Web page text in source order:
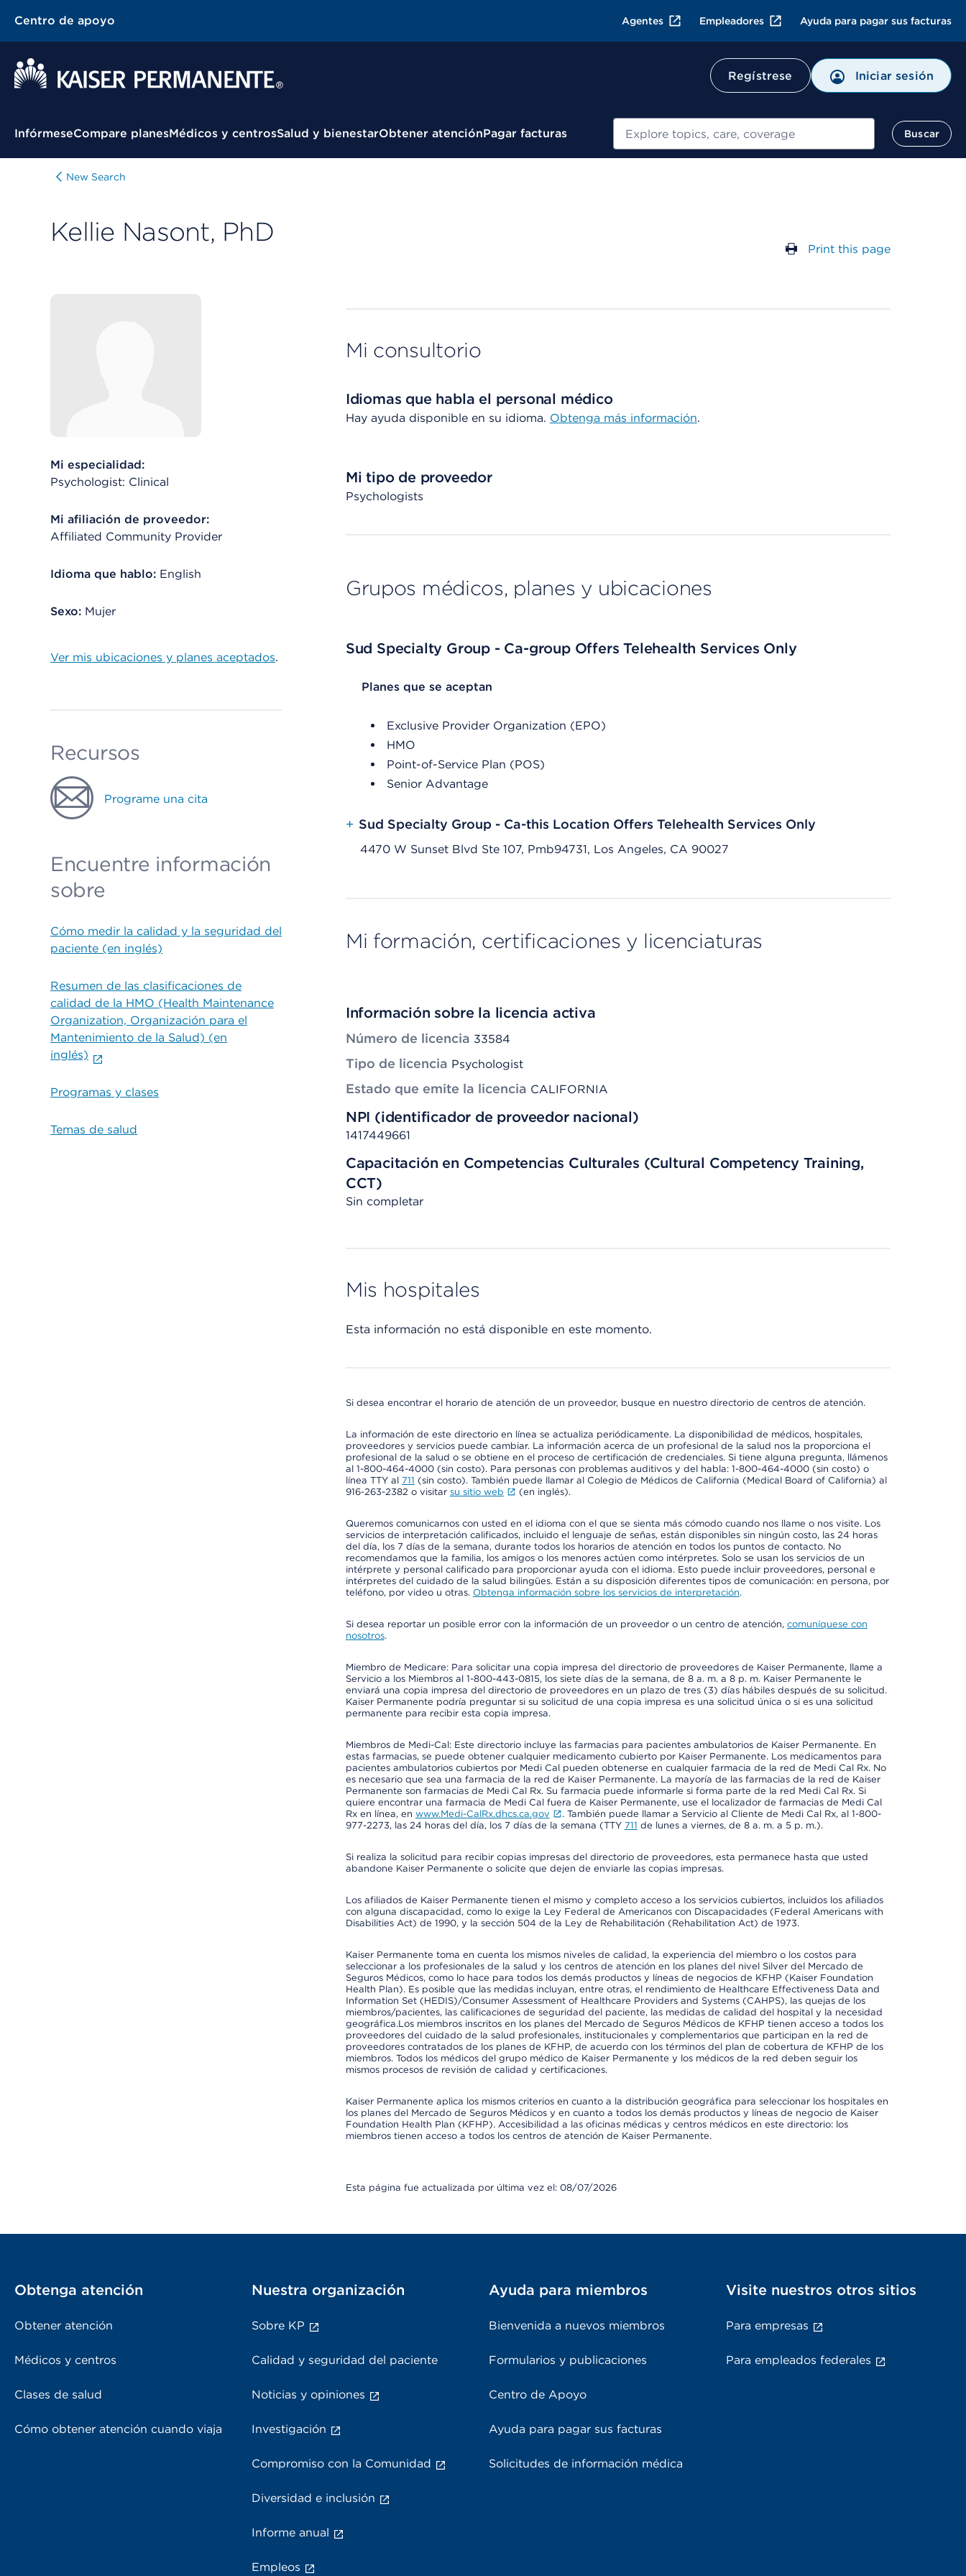
Centro de apoyo Agentes Empleadores Ayuda para pagar sus facturas
Regístrese Iniciar sesión
Menú contextual
InfórmeseCompare planesMédicos y centrosSalud y bienestarObtener atenciónPagar facturas Buscar
Buscar
New Search
Kellie Nasont, PhD
Print this page
Mi especialidad:
Psychologist: Clinical
Mi afiliación de proveedor:
Affiliated Community Provider
Idioma que hablo: English
Sexo: Mujer
Ver mis ubicaciones y planes aceptados.
Recursos
Programe una cita
Encuentre información
sobre
Cómo medir la calidad y la seguridad del
paciente (en inglés)
Resumen de las clasificaciones de
calidad de la HMO (Health Maintenance
Organization, Organización para el
Mantenimiento de la Salud) (en
inglés)
Programas y clases
Temas de salud
Mi consultorio
Idiomas que habla el personal médico
Hay ayuda disponible en su idioma. Obtenga más información.
Mi tipo de proveedor
Psychologists
Grupos médicos, planes y ubicaciones
Sud Specialty Group - Ca-group Offers Telehealth Services Only
List Header Planes que se aceptan
Planes que se aceptan
Exclusive Provider Organization (EPO)
HMO
Point-of-Service Plan (POS)
Senior Advantage
+ Sud Specialty Group - Ca-this Location Offers Telehealth Services Only
4470 W Sunset Blvd Ste 107, Pmb94731, Los Angeles, CA 90027
Mi formación, certificaciones y licenciaturas
Información sobre la licencia activa
Número de licencia 33584
Tipo de licencia Psychologist
Estado que emite la licencia CALIFORNIA
NPI (identificador de proveedor nacional)
1417449661
Capacitación en Competencias Culturales (Cultural Competency Training,
CCT)
Sin completar
Mis hospitales
Esta información no está disponible en este momento.
Si desea encontrar el horario de atención de un proveedor, busque en nuestro directorio de centros de atención.
La información de este directorio en línea se actualiza periódicamente. La disponibilidad de médicos, hospitales,
proveedores y servicios puede cambiar. La información acerca de un profesional de la salud nos la proporciona el
profesional de la salud o se obtiene en el proceso de certificación de credenciales. Si tiene alguna pregunta, llámenos
al 1-800-464-4000 (sin costo). Para personas con problemas auditivos y del habla: 1-800-464-4000 (sin costo) o
línea TTY al 711 (sin costo). También puede llamar al Colegio de Médicos de California (Medical Board of California) al
916-263-2382 o visitar su sitio web (en inglés).
Queremos comunicarnos con usted en el idioma con el que se sienta más cómodo cuando nos llame o nos visite. Los
servicios de interpretación calificados, incluido el lenguaje de señas, están disponibles sin ningún costo, las 24 horas
del día, los 7 días de la semana, durante todos los horarios de atención en todos los puntos de contacto. No
recomendamos que la familia, los amigos o los menores actúen como intérpretes. Solo se usan los servicios de un
intérprete y personal calificado para proporcionar ayuda con el idioma. Esto puede incluir proveedores, personal e
intérpretes del cuidado de la salud bilingües. Están a su disposición diferentes tipos de comunicación: en persona, por
teléfono, por video u otras. Obtenga información sobre los servicios de interpretación.
Si desea reportar un posible error con la información de un proveedor o un centro de atención, comuníquese con
nosotros.
Miembro de Medicare: Para solicitar una copia impresa del directorio de proveedores de Kaiser Permanente, llame a
Servicio a los Miembros al 1-800-443-0815, los siete días de la semana, de 8 a. m. a 8 p. m. Kaiser Permanente le
enviará una copia impresa del directorio de proveedores en un plazo de tres (3) días hábiles después de su solicitud.
Kaiser Permanente podría preguntar si su solicitud de una copia impresa es una solicitud única o si es una solicitud
permanente para recibir esta copia impresa.
Miembros de Medi-Cal: Este directorio incluye las farmacias para pacientes ambulatorios de Kaiser Permanente. En
estas farmacias, se puede obtener cualquier medicamento cubierto por Kaiser Permanente. Los medicamentos para
pacientes ambulatorios cubiertos por Medi Cal pueden obtenerse en cualquier farmacia de la red de Medi Cal Rx. No
es necesario que sea una farmacia de la red de Kaiser Permanente. La mayoría de las farmacias de la red de Kaiser
Permanente son farmacias de Medi Cal Rx. Su farmacia puede informarle si forma parte de la red Medi Cal Rx. Si
quiere encontrar una farmacia de Medi Cal fuera de Kaiser Permanente, use el localizador de farmacias de Medi Cal
Rx en línea, en www.Medi-CalRx.dhcs.ca.gov
. También puede llamar a Servicio al Cliente de Medi Cal Rx, al 1-800-
977-2273, las 24 horas del día, los 7 días de la semana (TTY 711 de lunes a viernes, de 8 a. m. a 5 p. m.).
Si realiza la solicitud para recibir copias impresas del directorio de proveedores, esta permanece hasta que usted
abandone Kaiser Permanente o solicite que dejen de enviarle las copias impresas.
Los afiliados de Kaiser Permanente tienen el mismo y completo acceso a los servicios cubiertos, incluidos los afiliados
con alguna discapacidad, como lo exige la Ley Federal de Americanos con Discapacidades (Federal Americans with
Disabilities Act) de 1990, y la sección 504 de la Ley de Rehabilitación (Rehabilitation Act) de 1973.
Kaiser Permanente toma en cuenta los mismos niveles de calidad, la experiencia del miembro o los costos para
seleccionar a los profesionales de la salud y los centros de atención en los planes del nivel Silver del Mercado de
Seguros Médicos, como lo hace para todos los demás productos y líneas de negocios de KFHP (Kaiser Foundation
Health Plan). Es posible que las medidas incluyan, entre otras, el rendimiento de Healthcare Effectiveness Data and
Information Set (HEDIS)/Consumer Assessment of Healthcare Providers and Systems (CAHPS), las quejas de los
miembros/pacientes, las calificaciones de seguridad del paciente, las medidas de calidad del hospital y la necesidad
geográfica.Los miembros inscritos en los planes del Mercado de Seguros Médicos de KFHP tienen acceso a todos los
proveedores del cuidado de la salud profesionales, institucionales y complementarios que participan en la red de
proveedores contratados de los planes de KFHP, de acuerdo con los términos del plan de cobertura de KFHP de los
miembros. Todos los médicos del grupo médico de Kaiser Permanente y los médicos de la red deben seguir los
mismos procesos de revisión de calidad y certificaciones.
Kaiser Permanente aplica los mismos criterios en cuanto a la distribución geográfica para seleccionar los hospitales en
los planes del Mercado de Seguros Médicos y en cuanto a todos los demás productos y líneas de negocio de Kaiser
Foundation Health Plan (KFHP). Accesibilidad a las oficinas médicas y centros médicos en este directorio: los
miembros tienen acceso a todos los centros de atención de Kaiser Permanente.
Esta página fue actualizada por última vez el: 08/07/2026
Obtenga atención
Obtener atención
Médicos y centros
Clases de salud
Cómo obtener atención cuando viaja
Nuestra organización
Sobre KP
Calidad y seguridad del paciente
Noticias y opiniones
Investigación
Compromiso con la Comunidad
Diversidad e inclusión
Informe anual
Empleos
Ayuda para miembros
Bienvenida a nuevos miembros
Formularios y publicaciones
Centro de Apoyo
Ayuda para pagar sus facturas
Solicitudes de información médica
Visite nuestros otros sitios
Para empresas
Para empleados federales